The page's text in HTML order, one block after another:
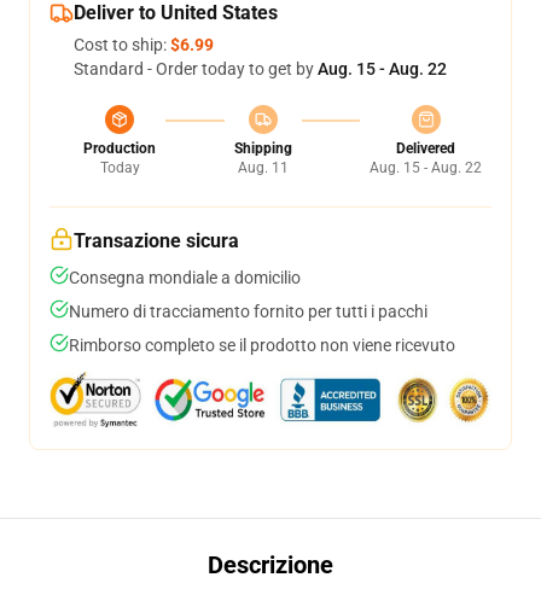
Deliver to United States
Cost to ship:$6.99
Standard - Order today to get byAug. 15 - Aug. 22
Production
Today
Shipping
Aug. 11
Delivered
Aug. 15 - Aug. 22
Transazione sicura
Consegna mondiale a domicilio
Numero di tracciamento fornito per tutti i pacchi
Rimborso completo se il prodotto non viene ricevuto
Descrizione